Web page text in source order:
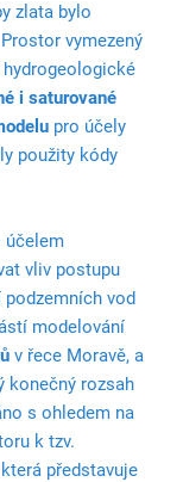
zlata bylo
vymezený
i saturované
pro účely
použity kódy
účelem
vliv postupu
vod
modelování
v řece Moravě, a
konečný rozsah
s ohledem na
k tzv.
představuje